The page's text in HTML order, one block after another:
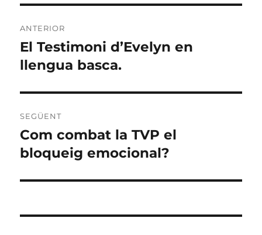
d'entrades
ANTERIOR
Entrada
anterior:
El Testimoni d’Evelyn en
llengua basca.
SEGÜENT
Entrada
següent:
Com combat la TVP el
bloqueig emocional?